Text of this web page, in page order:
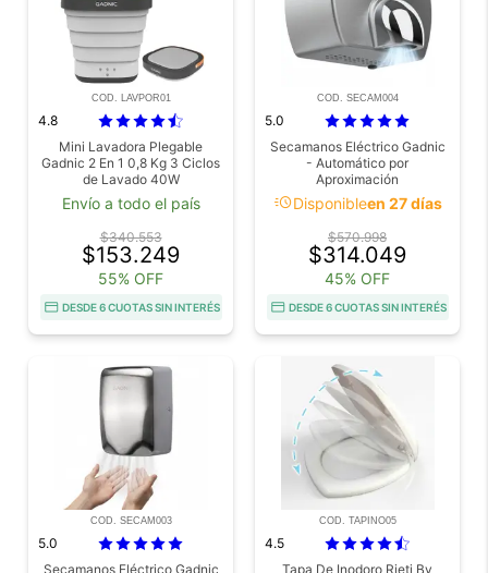
COD. LAVPOR01
4.8
Mini Lavadora Plegable
Gadnic 2 En 1 0,8 Kg 3 Ciclos
de Lavado 40W
Envío a todo el país
$340.553
$153.249
55% OFF
DESDE 6 CUOTAS SIN INTERÉS
COD. SECAM004
5.0
Secamanos Eléctrico Gadnic
- Automático por
Aproximación
acuteDisponibleen 27 días
$570.998
$314.049
45% OFF
DESDE 6 CUOTAS SIN INTERÉS
COD. SECAM003
5.0
Secamanos Eléctrico Gadnic
COD. TAPINO05
4.5
Tapa De Inodoro Rieti By